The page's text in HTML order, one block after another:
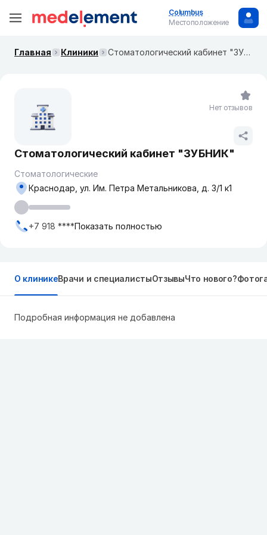
Columbus
Местоположение
Главная Клиники ​Стоматологический кабинет "ЗУБНИК"
​Стоматологический кабинет "ЗУБНИК"
Стоматологические
Краснодар, ​ул. Им. Петра Метальникова, д. 3/1 к1
+7 918 ****Показать полностью
Нет отзывов
О клиникеВрачи и специалистыОтзывыЧто нового?
Подробная информация не добавлена